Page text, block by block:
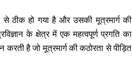
से ठीक हो गया है और उसकी मूत्रमार्ग की
के क्षेत्र में एक महत्वपूर्ण प्रगति का
है जो मूत्रमार्ग की कठोरता से पीड़ित